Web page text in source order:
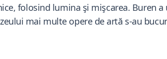
folosind lumina şi mişcarea. Buren
mai multe opere de artă s-au